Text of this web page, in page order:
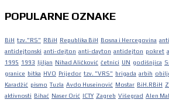
POPULARNE OZNAKE
BiH tzv."RS" RBiH Republika BiH Bosna i Hercegovina
antidejtonski anti-dejton anti-dayton antidejton pokret
1995 1993 ljiljan Nihad Aličković četnici UN godišnjica
granice bitka HVO Prijedor tzv. "VRS" brigada arbih
Karadžić pismo Tuzla Avdo Huseinović Mostar BiH.RBiH
aktivnosti Bihać Naser Orić ICTY Zagreb Višegrad Alen